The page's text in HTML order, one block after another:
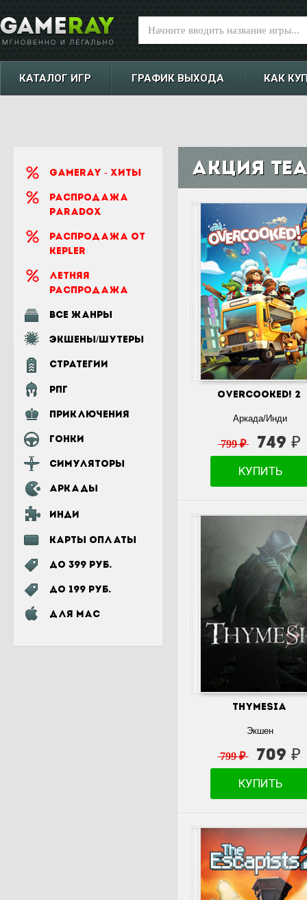
КАТАЛОГ ИГР ГРАФИК ВЫХОДА КАК
Gameray - Хиты
Распродажа
Paradox
Распродажа от
Kepler
Летняя
распродажа
Все жанры
Экшены/шутеры
Стратегии
РПГ
Приключения
Гонки
Симуляторы
Аркады
Инди
Карты оплаты
До 399 руб.
До 199 руб.
для MAC
Акция
Overcooked! 2
Аркада/Инди
799 ₽ 749 ₽
КУПИТЬ
Thymesia
Экшен
799 ₽ 709 ₽
КУПИТЬ